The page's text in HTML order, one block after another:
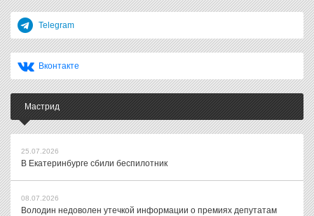
Telegram
Вконтакте
Мастрид
25.07.2026
В Екатеринбурге сбили беспилотник
08.07.2026
Володин недоволен утечкой информации о премиях депутатам